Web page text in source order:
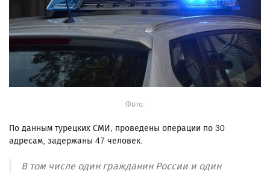
Фото:
По данным турецких СМИ, проведены операции по 30
адресам, задержаны 47 человек.
В том числе один гражданин России и один